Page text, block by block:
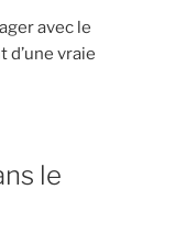
avec le
vraie
le